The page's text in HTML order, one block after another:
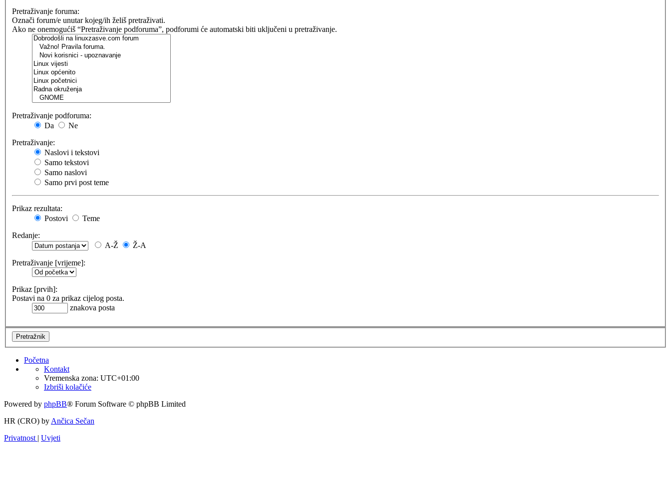
Pretraživanje foruma:
Označi forum/e unutar kojeg/ih želiš pretraživati.
Ako ne onemogućiš “Pretraživanje podforuma”, podforumi će automatski biti uključeni u pretraživanje.
Pretraživanje podforuma:
Da
Ne
Pretraživanje:
Naslovi i tekstovi
Samo tekstovi
Samo naslovi
Samo prvi post teme
Prikaz rezultata:
Postovi
Teme
Redanje:
A-Ž
Ž-A
Pretraživanje [vrijeme]:
Prikaz [prvih]:
Postavi na 0 za prikaz cijelog posta.
znakova posta
Početna
Kontakt
Vremenska zona: UTC+01:00
Izbriši kolačiće
Powered by phpBB® Forum Software © phpBB Limited
HR (CRO) by Ančica Sečan
Privatnost | Uvjeti